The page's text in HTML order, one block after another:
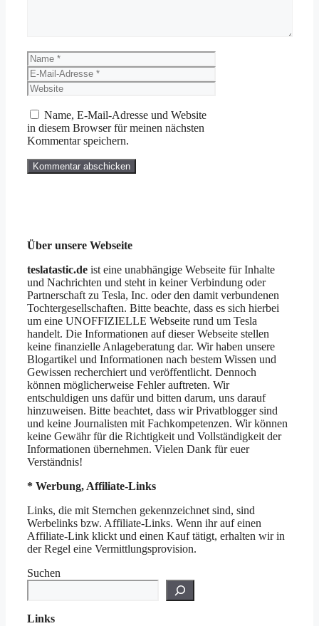
Name
E-
Mail-
Adresse
Website
Name, E-Mail-Adresse und Website
in diesem Browser für meinen nächsten
Kommentar speichern.
Über unsere Webseite
teslatastic.de ist eine unabhängige Webseite für Inhalte
und Nachrichten und steht in keiner Verbindung oder
Partnerschaft zu Tesla, Inc. oder den damit verbundenen
Tochtergesellschaften. Bitte beachte, dass es sich hierbei
um eine UNOFFIZIELLE Webseite rund um Tesla
handelt. Die Informationen auf dieser Webseite stellen
keine finanzielle Anlageberatung dar. Wir haben unsere
Blogartikel und Informationen nach bestem Wissen und
Gewissen recherchiert und veröffentlicht. Dennoch
können möglicherweise Fehler auftreten. Wir
entschuldigen uns dafür und bitten darum, uns darauf
hinzuweisen. Bitte beachtet, dass wir Privatblogger sind
und keine Journalisten mit Fachkompetenzen. Wir können
keine Gewähr für die Richtigkeit und Vollständigkeit der
Informationen übernehmen. Vielen Dank für euer
Verständnis!
* Werbung, Affiliate-Links
Links, die mit Sternchen gekennzeichnet sind, sind
Werbelinks bzw. Affiliate-Links. Wenn ihr auf einen
Affiliate-Link klickt und einen Kauf tätigt, erhalten wir in
der Regel eine Vermittlungsprovision.
Suchen
Links